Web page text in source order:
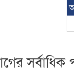
সর্বাধিক